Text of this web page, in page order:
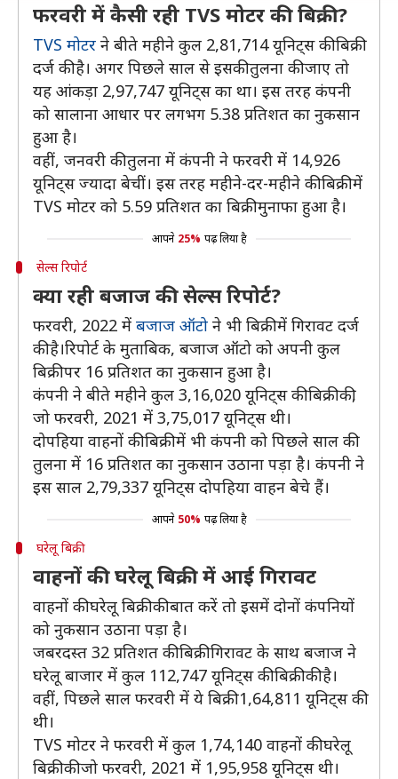
फरवरी में कैसी रही TVS मोटर की बिक्री?
TVS मोटर ने बीते महीने कुल 2,81,714 यूनिट्स की बिक्री
दर्ज की है। अगर पिछले साल से इसकी तुलना की जाए तो
यह आंकड़ा 2,97,747 यूनिट्स का था। इस तरह कंपनी
को सालाना आधार पर लगभग 5.38 प्रतिशत का नुकसान
हुआ है।
वहीं, जनवरी की तुलना में कंपनी ने फरवरी में 14,926
यूनिट्स ज्यादा बेचीं। इस तरह महीने-दर-महीने की बिक्री में
TVS मोटर को 5.59 प्रतिशत का बिक्री मुनाफा हुआ है।
आपने 25% पढ़ लिया है
सेल्स रिपोर्ट
क्या रही बजाज की सेल्स रिपोर्ट?
फरवरी, 2022 में बजाज ऑटो ने भी बिक्री में गिरावट दर्ज
की है।रिपोर्ट के मुताबिक, बजाज ऑटो को अपनी कुल
बिक्री पर 16 प्रतिशत का नुकसान हुआ है।
कंपनी ने बीते महीने कुल 3,16,020 यूनिट्स की बिक्री की,
जो फरवरी, 2021 में 3,75,017 यूनिट्स थी।
दोपहिया वाहनों की बिक्री में भी कंपनी को पिछले साल की
तुलना में 16 प्रतिशत का नुकसान उठाना पड़ा है। कंपनी ने
इस साल 2,79,337 यूनिट्स दोपहिया वाहन बेचे हैं।
आपने 50% पढ़ लिया है
घरेलू बिक्री
वाहनों की घरेलू बिक्री में आई गिरावट
वाहनों की घरेलू बिक्री की बात करें तो इसमें दोनों कंपनियों
को नुकसान उठाना पड़ा है।
जबरदस्त 32 प्रतिशत की बिक्री गिरावट के साथ बजाज ने
घरेलू बाजार में कुल 112,747 यूनिट्स की बिक्री की है।
वहीं, पिछले साल फरवरी में ये बिक्री 1,64,811 यूनिट्स की
थी।
TVS मोटर ने फरवरी में कुल 1,74,140 वाहनों की घरेलू
बिक्री की जो फरवरी, 2021 में 1,95,958 यूनिट्स थी।